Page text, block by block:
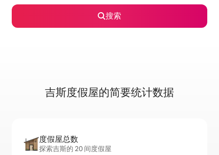
搜索
吉斯度假屋的简要统计数据
度假屋总数
探索吉斯的 20 间度假屋